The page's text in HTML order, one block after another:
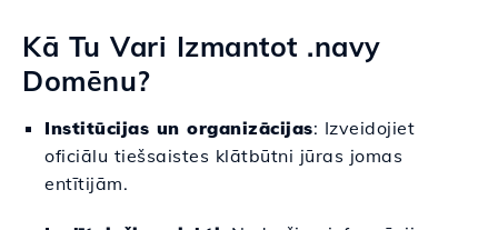
Kā Tu Vari Izmantot .navy
Domēnu?
Institūcijas un organizācijas: Izveidojiet
oficiālu tiešsaistes klātbūtni jūras jomas
entītijām.